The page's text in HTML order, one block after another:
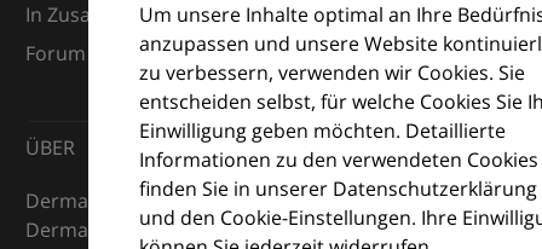
Um unsere Inhalte optimal an Ihre
anzupassen und unsere Website
zu verbessern, verwenden wir Cookies. Sie
entscheiden selbst, für welche Cookies Sie
Einwilligung geben möchten. Detaillierte
Informationen zu den verwendeten Cookies
finden Sie in unserer Datenschutzerklärung
und den Cookie-Einstellungen. Ihre
In Zusammenarbeit mit dem European Dermatology
Forum (EDF) und Euroderm Excellence
ÜBER
DermaCompass ist Ihr digitaler Kompass für die
Dermatologie – mit Wissen, Bildern und praktischen